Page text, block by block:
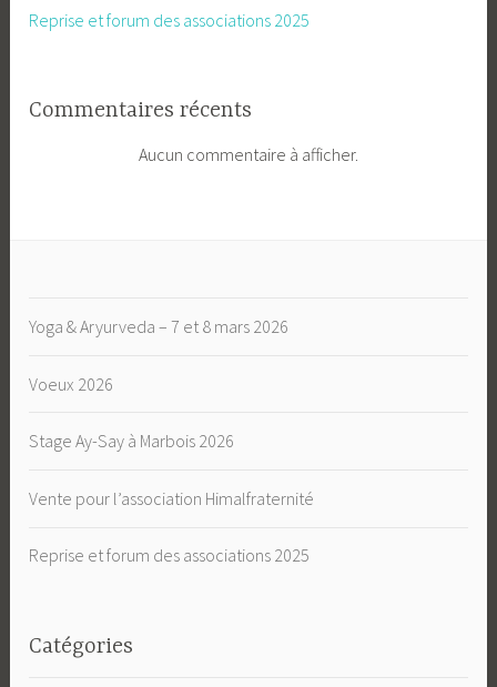
Reprise et forum des associations 2025
Commentaires récents
Aucun commentaire à afficher.
Yoga & Aryurveda – 7 et 8 mars 2026
Voeux 2026
Stage Ay-Say à Marbois 2026
Vente pour l’association Himalfraternité
Reprise et forum des associations 2025
Catégories